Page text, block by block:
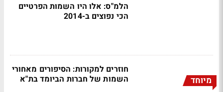
הלמ"ס: אלו היו השמות הפרטיים
הכי נפוצים ב-2014
מיוחד
חוזרים למקורות: הסיפורים מאחורי
השמות של חברות הביומד בת"א